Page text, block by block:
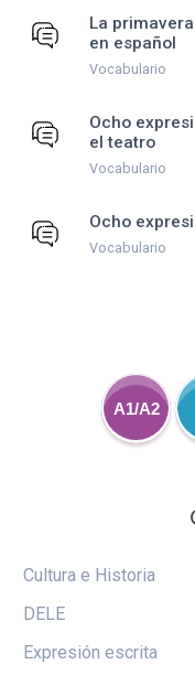
La
en español
Vocabulario
Ocho
el teatro
Vocabulario
Ocho
Vocabulario
A1/A2
Cultura e Historia
DELE
Expresión escrita